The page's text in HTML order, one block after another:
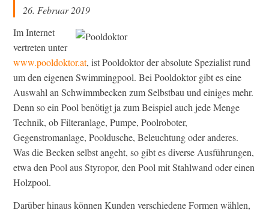
26. Februar 2019
Im Internet
vertreten unter
www.pooldoktor.at, ist Pooldoktor der absolute Spezialist rund
um den eigenen Swimmingpool. Bei Pooldoktor gibt es eine
Auswahl an Schwimmbecken zum Selbstbau und einiges mehr.
Denn so ein Pool benötigt ja zum Beispiel auch jede Menge
Technik, ob Filteranlage, Pumpe, Poolroboter,
Gegenstromanlage, Pooldusche, Beleuchtung oder anderes.
Was die Becken selbst angeht, so gibt es diverse Ausführungen,
etwa den Pool aus Styropor, den Pool mit Stahlwand oder einen
Holzpool.
Darüber hinaus können Kunden verschiedene Formen wählen,